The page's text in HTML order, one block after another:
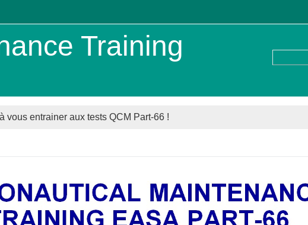
Training
vous entrainer aux tests QCM Part-66 !